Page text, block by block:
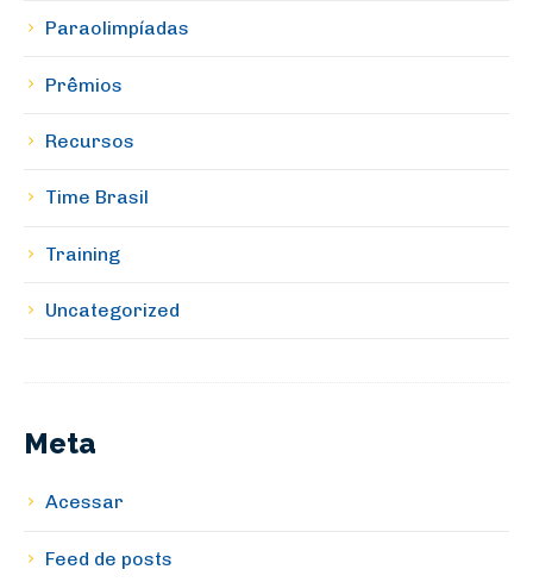
Paraolimpíadas
Prêmios
Recursos
Time Brasil
Training
Uncategorized
Meta
Acessar
Feed de posts